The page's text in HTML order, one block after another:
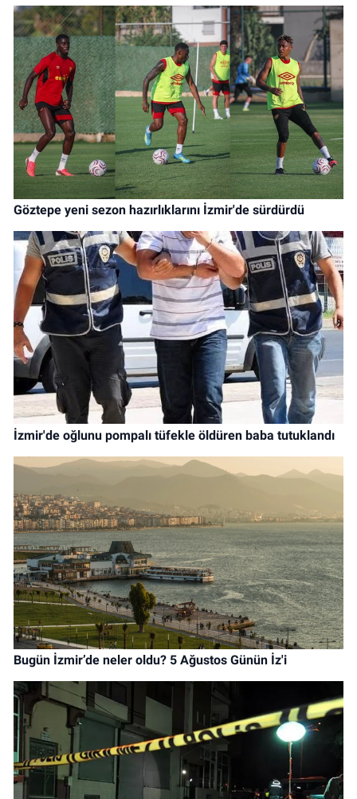
Göztepe yeni sezon hazırlıklarını İzmir'de sürdürdü
İzmir'de oğlunu pompalı tüfekle öldüren baba tutuklandı
Bugün İzmir’de neler oldu? 5 Ağustos Günün İz'i